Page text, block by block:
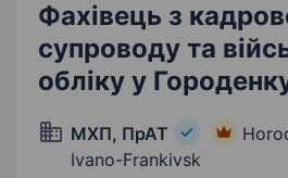
Фахівець з
супроводу та
обліку у
МХП, ПрАТ
Ivano-Frankivsk